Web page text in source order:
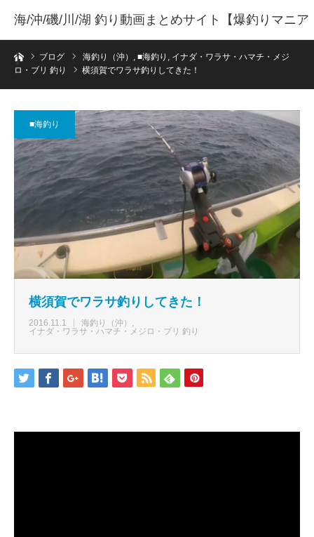
海/沖/磯/川/湖 釣り動画まとめサイト【爆釣りマニア
】ホームブログ 海釣り（沖） , ■海釣り , イナダ・ワラサ・ハマチ・メジ
ロ・ブリ 釣り
横須賀でワラサ釣りしてきた！
■海釣り
横須賀でワラサ釣りしてきた！
2016.11.1
海釣り（沖）
イナダ・ワラサ・ハマチ・メジロ・ブリ 釣り